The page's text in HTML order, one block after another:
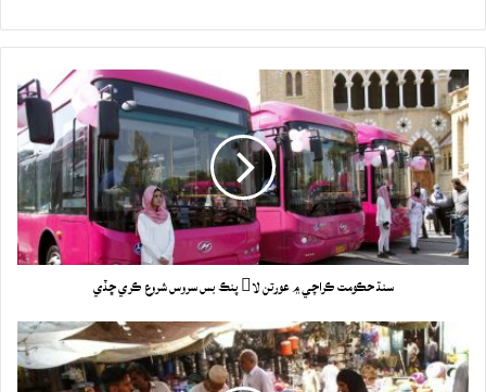
سنڌ حڪومت ڪراچي ۾ عورتن لا پنڪ بس سروس شروع ڪري ڇڏي